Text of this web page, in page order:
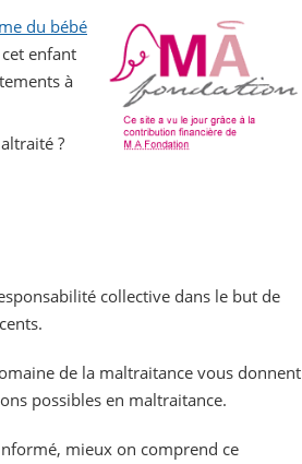
du bébé
enfant
à
?
collective dans le but de
de la maltraitance vous donnent
possibles en maltraitance.
mieux on comprend ce